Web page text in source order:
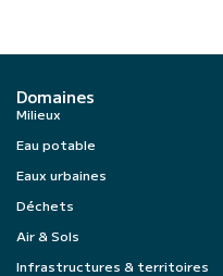
Domaines
Milieux
Eau potable
Eaux urbaines
Déchets
Air & Sols
Infrastructures & territoires